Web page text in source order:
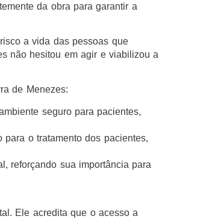
da obra para garantir a
a vida das pessoas que
não hesitou em agir e viabilizou a
de Menezes:
seguro para pacientes,
o tratamento dos pacientes,
reforçando sua importância para
Ele acredita que o acesso a